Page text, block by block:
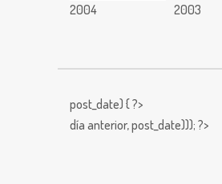
2004 2003
post_date) { ?>
día anterior,post_date))); ?>